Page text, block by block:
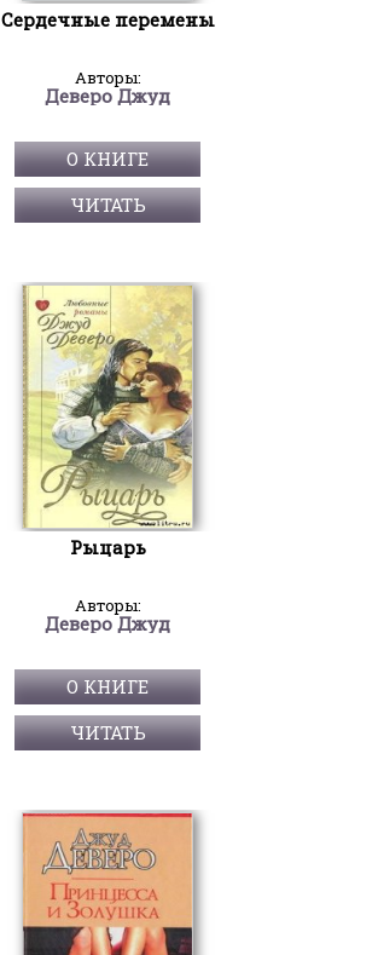
Сердечные перемены
Авторы:
Деверо Джуд
О КНИГЕ
ЧИТАТЬ
Рыцарь
Авторы:
Деверо Джуд
О КНИГЕ
ЧИТАТЬ